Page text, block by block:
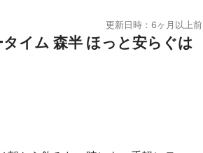
更新日時：6ヶ月以上前
イム 森半 ほっと安らぐは